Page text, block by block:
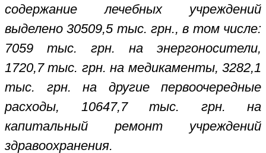
содержание лечебных учреждений
выделено 30509,5 тыс. грн., в том числе:
7059 тыс. грн. на энергоносители,
1720,7 тыс. грн. на медикаменты, 3282,1
тыс. грн. на другие первоочередные
расходы, 10647,7 тыс. грн. на
капитальный ремонт учреждений
здравоохранения.